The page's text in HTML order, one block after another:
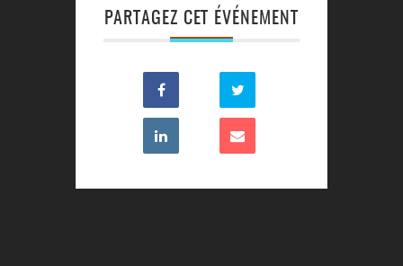
PARTAGEZ CET ÉVÉNEMENT